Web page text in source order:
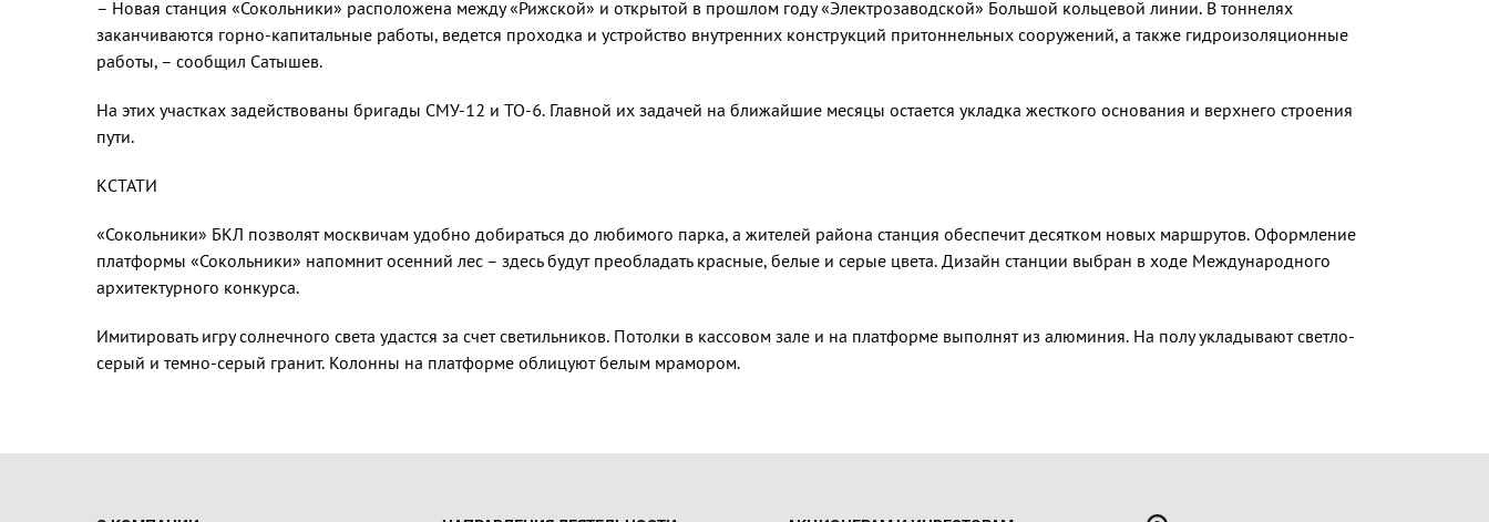
– Новая станция «Сокольники» рас­положена между «Рижской» и открытой в прошлом году «Электрозаводской» Боль­шой кольцевой линии. В тоннелях
заканчиваются горно-капитальные работы, ве­дется проходка и устройство внутренних конструкций притоннельных сооружений, а также гидроизоляционные
работы, – сообщил Сатышев.
На этих участках задействованы бригады СМУ-12 и ТО-6. Главной их задачей на ближайшие месяцы остается укладка жесткого основания и верхнего строения
пути.
КСТАТИ
«Сокольники» БКЛ позволят москви­чам удобно добираться до любимого парка, а жителей района станция обеспечит де­сятком новых маршрутов. Оформление
платформы «Сокольники» напомнит осен­ний лес – здесь будут преобладать красные, белые и серые цвета. Дизайн станции вы­бран в ходе Международного
архитектурного конкурса.
Имитировать игру солнечного света удастся за счет светильников. Потолки в кассовом зале и на платформе выполнят из алюминия. На полу укладывают светло-
серый и темно-серый гранит. Колонны на платформе облицуют белым мрамором.